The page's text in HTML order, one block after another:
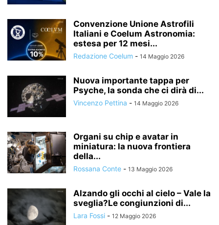
Convenzione Unione Astrofili
Italiani e Coelum Astronomia:
estesa per 12 mesi...
Redazione Coelum - 14 Maggio 2026
Nuova importante tappa per
Psyche, la sonda che ci dirà di...
Vincenzo Pettina - 14 Maggio 2026
Organi su chip e avatar in
miniatura: la nuova frontiera
della...
Rossana Conte - 13 Maggio 2026
Alzando gli occhi al cielo – Vale la
sveglia?Le congiunzioni di...
Lara Fossi - 12 Maggio 2026